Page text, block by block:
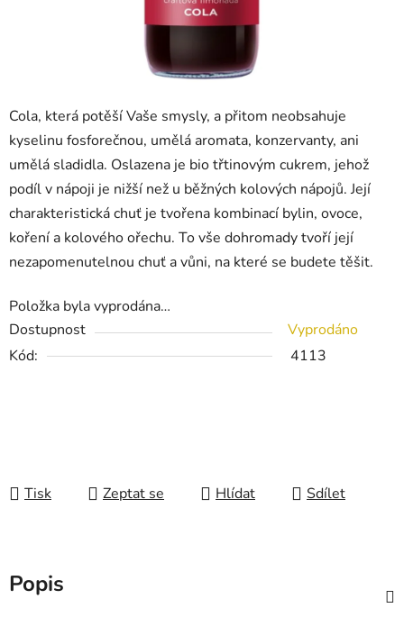
Cola, která potěší Vaše smysly, a přitom neobsahuje
kyselinu fosforečnou, umělá aromata, konzervanty, ani
umělá sladidla. Oslazena je bio třtinovým cukrem, jehož
podíl v nápoji je nižší než u běžných kolových nápojů. Její
charakteristická chuť je tvořena kombinací bylin, ovoce,
koření a kolového ořechu. To vše dohromady tvoří její
nezapomenutelnou chuť a vůni, na které se budete těšit.
Položka byla vyprodána…
Dostupnost
Vyprodáno
Kód:
4113
Tisk Zeptat se Hlídat Sdílet
Popis